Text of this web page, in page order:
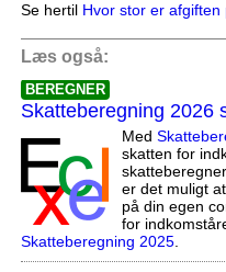
Se hertil Hvor stor er
Læs også:
BEREGNER
Skatteberegning 2026
Med
skatten for
er det muligt
på din egen
for
Skatteberegning 2025.